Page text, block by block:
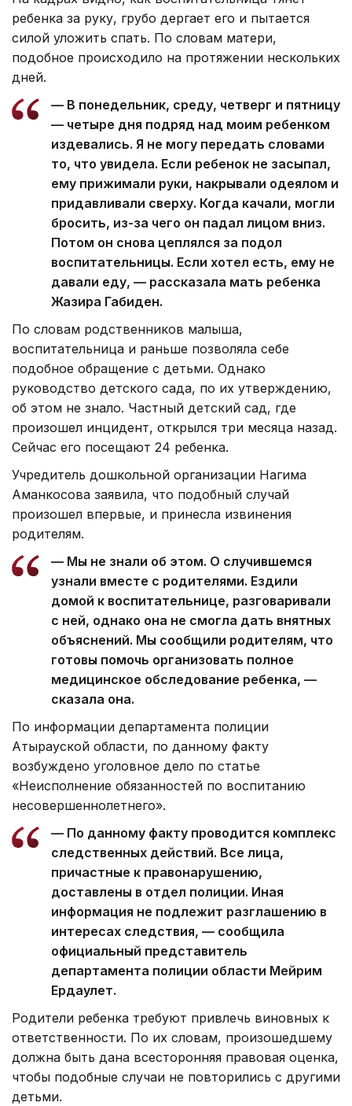
ребенка за руку, грубо дергает его и пытается
силой уложить спать. По словам матери,
подобное происходило на протяжении нескольких
дней.
— В понедельник, среду, четверг и пятницу
— четыре дня подряд над моим ребенком
издевались. Я не могу передать словами
то, что увидела. Если ребенок не засыпал,
ему прижимали руки, накрывали одеялом и
придавливали сверху. Когда качали, могли
бросить, из-за чего он падал лицом вниз.
Потом он снова цеплялся за подол
воспитательницы. Если хотел есть, ему не
давали еду, — рассказала мать ребенка
Жазира Габиден.
По словам родственников малыша,
воспитательница и раньше позволяла себе
подобное обращение с детьми. Однако
руководство детского сада, по их утверждению,
об этом не знало. Частный детский сад, где
произошел инцидент, открылся три месяца назад.
Сейчас его посещают 24 ребенка.
Учредитель дошкольной организации Нагима
Аманкосова заявила, что подобный случай
произошел впервые, и принесла извинения
родителям.
— Мы не знали об этом. О случившемся
узнали вместе с родителями. Ездили
домой к воспитательнице, разговаривали
с ней, однако она не смогла дать внятных
объяснений. Мы сообщили родителям, что
готовы помочь организовать полное
медицинское обследование ребенка, —
сказала она.
По информации департамента полиции
Атырауской области, по данному факту
возбуждено уголовное дело по статье
«Неисполнение обязанностей по воспитанию
несовершеннолетнего».
— По данному факту проводится комплекс
следственных действий. Все лица,
причастные к правонарушению,
доставлены в отдел полиции. Иная
информация не подлежит разглашению в
интересах следствия, — сообщила
официальный представитель
департамента полиции области Мейрим
Ердаулет.
Родители ребенка требуют привлечь виновных к
ответственности. По их словам, произошедшему
должна быть дана всесторонняя правовая оценка,
чтобы подобные случаи не повторились с другими
детьми.